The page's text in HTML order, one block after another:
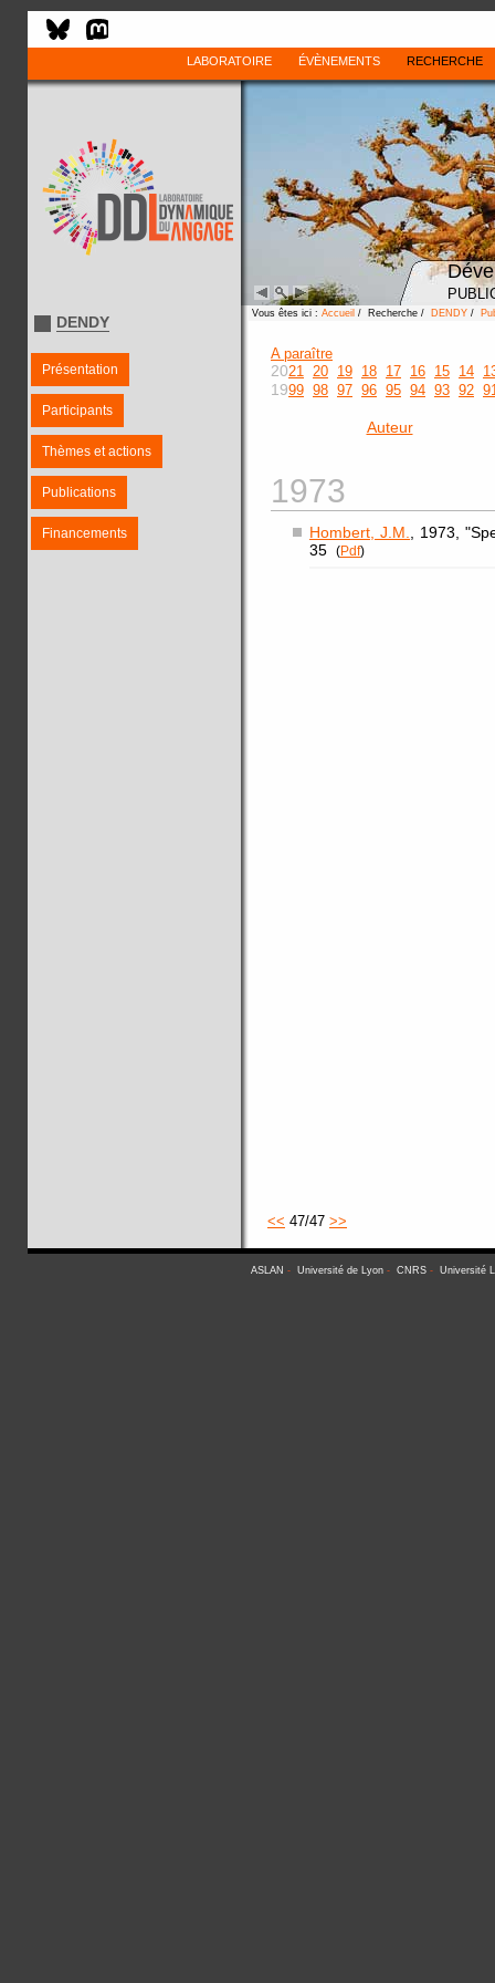
LABORATOIRE ÉVÈNEMENTS RECHERCHE
DENDY
Présentation
Participants
Thèmes et actions
Publications
Financements
Vous êtes ici : Accueil / Recherche / DENDY /
A paraître
2021 20 19 18 17 16 15 14
1999 98 97 96 95 94 93 92
Auteur
1973
Hombert, J.M.
, 1973,
35
(Pdf)
<< 47/47 >>
ASLAN - Université de Lyon- CNRS- Université